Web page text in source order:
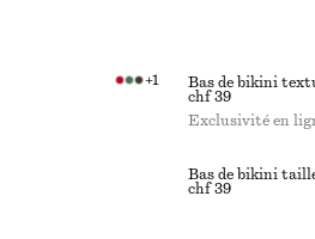
+1
Bas de bikini
chf 39
Exclusivité en
Bas de bikini
chf 39